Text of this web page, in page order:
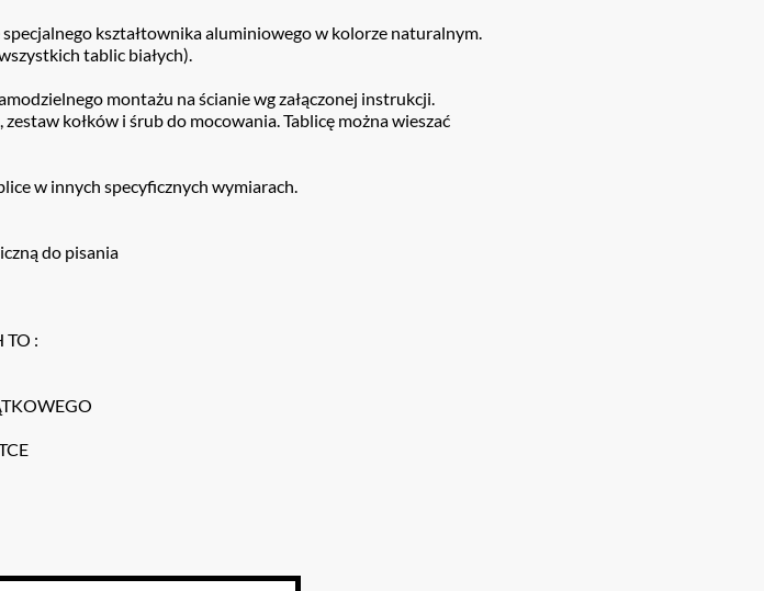
kształtownika aluminiowego w kolorze naturalnym.
tablic białych).
montażu na ścianie wg załączonej instrukcji.
kołków i śrub do mocowania. Tablicę można wieszać
w innych specyficznych wymiarach.
do pisania
TO :